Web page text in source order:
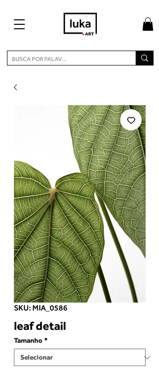
SKU: MIA_0586
leaf detail
Tamanho *